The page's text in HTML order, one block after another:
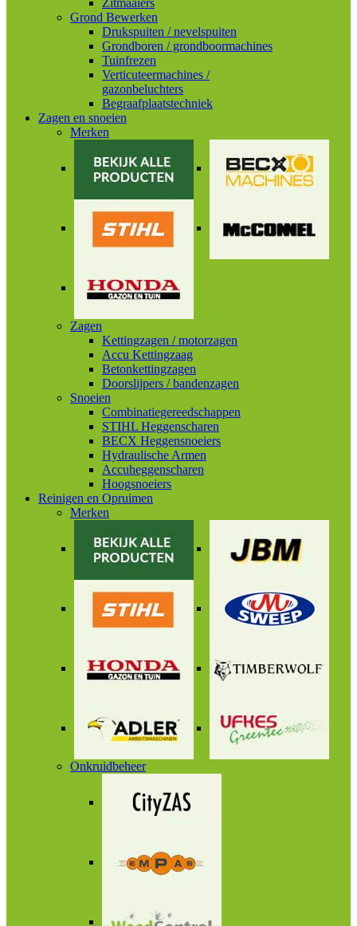
Zitmaaiers
Grond Bewerken
Drukspuiten / nevelspuiten
Grondboren / grondboormachines
Tuinfrezen
Verticuteermachines /
gazonbeluchters
Begraafplaatstechniek
Zagen en snoeien
Merken
Zagen
Kettingzagen / motorzagen
Accu Kettingzaag
Betonkettingzagen
Doorslijpers / bandenzagen
Snoeien
Combinatiegereedschappen
STIHL Heggenscharen
BECX Heggensnoeiers
Hydraulische Armen
Accuheggenscharen
Hoogsnoeiers
Reinigen en Opruimen
Merken
Onkruidbeheer